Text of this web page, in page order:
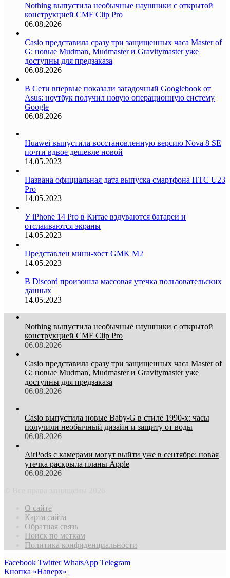
Nothing выпустила необычные наушники с открытой
конструкцией CMF Clip Pro
06.08.2026
Casio представила сразу три защищенных часа Master of
G: новые Mudman, Mudmaster и Gravitymaster уже
доступны для предзаказа
06.08.2026
В Сети впервые показали загадочный Googlebook от
Asus: ноутбук получил новую операционную систему
Google
06.08.2026
Huawei выпустила восстановленную версию Nova 8 SE
почти вдвое дешевле новой
14.05.2023
Названа официальная дата выпуска смартфона HTC U23
Pro
14.05.2023
У iPhone 14 Pro в Китае вздуваются батареи и
отслаиваются экраны
14.05.2023
Представлен мини-хост GMK M2
14.05.2023
В Discord произошла массовая утечка пользовательских
данных
14.05.2023
Nothing выпустила необычные наушники с открытой
конструкцией CMF Clip Pro
06.08.2026
Casio представила сразу три защищенных часа Master of
G: новые Mudman, Mudmaster и Gravitymaster уже
доступны для предзаказа
06.08.2026
Casio выпустила новые Baby-G в стиле 1990-х: часы
получили необычный дизайн и защиту от воды
06.08.2026
AirPods с камерами могут выйти уже в сентябре: новая
утечка раскрыла планы Apple
06.08.2026
О сайте
Карта сайта
Обратная связь
Поиск по меткам
Политика конфиденциальности
Facebook Twitter WhatsApp Telegram
Кнопка «Наверх»